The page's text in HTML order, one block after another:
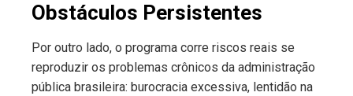
Obstáculos Persistentes
Por outro lado, o programa corre riscos reais se
reproduzir os problemas crônicos da administração
pública brasileira: burocracia excessiva, lentidão na